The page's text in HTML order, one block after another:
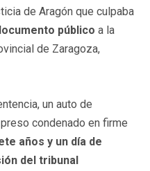
de Aragón que culpaba
público a la
de Zaragoza,
un auto de
condenado en firme
años y un día de
del tribunal